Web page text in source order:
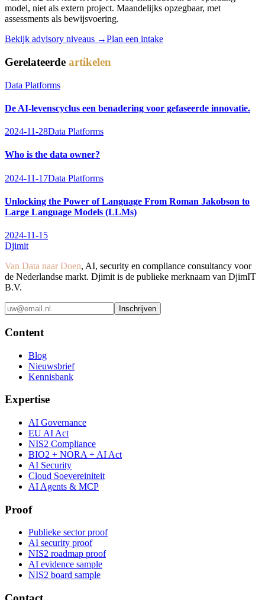
model, niet als extern project. Maandelijks opzegbaar, met
assessments als bewijsvoering.
Bekijk advisory niveaus →Plan een intake
Gerelateerde artikelen
Data Platforms
De AI-levenscyclus een benadering voor gefaseerde innovatie.
2024-11-28Data Platforms
Who is the data owner?
2024-11-17Data Platforms
Unlocking the Power of Language From Roman Jakobson to
Large Language Models (LLMs)
2024-11-15
Djimit
Van Data naar Doen, AI, security en compliance consultancy voor
de Nederlandse markt. Djimit is de publieke merknaam van DjimIT
B.V.
Inschrijven
Content
Blog
Nieuwsbrief
Kennisbank
Expertise
AI Governance
EU AI Act
NIS2 Compliance
BIO2 + NORA + AI Act
AI Security
Cloud Soevereiniteit
AI Agents & MCP
Proof
Publieke sector proof
AI security proof
NIS2 roadmap proof
AI evidence sample
NIS2 board sample